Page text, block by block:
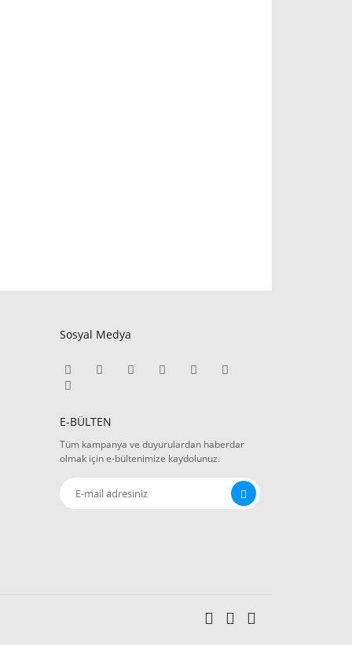
Sosyal Medya
E-BÜLTEN
Tüm kampanya ve duyurulardan haberdar
olmak için e-bültenimize kaydolunuz.